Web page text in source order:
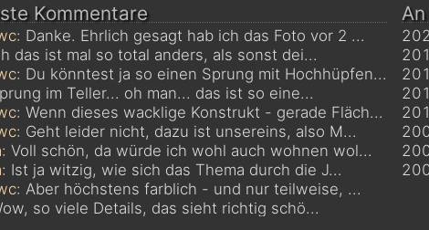
Kommentare
: Danke. Ehrlich gesagt hab ich das Foto vor 2 ...
das ist mal so total anders, als sonst dei...
: Du könntest ja so einen Sprung mit Hochhüpfen...
im Teller... oh man... das ist so eine...
: Wenn dieses wacklige Konstrukt - gerade Fläch...
: Geht leider nicht, dazu ist unsereins, also M...
: Voll schön, da würde ich wohl auch wohnen wol...
: Ist ja witzig, wie sich das Thema durch die J...
: Aber höchstens farblich - und nur teilweise, ...
so viele Details, das sieht richtig schö...